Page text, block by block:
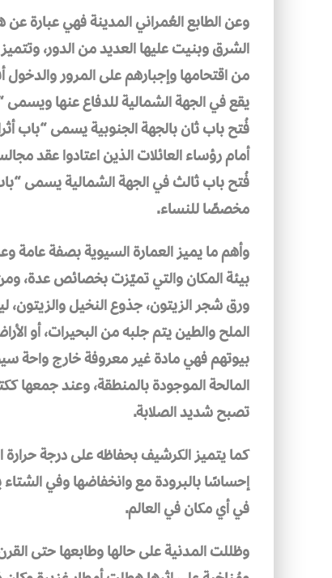
وعن الطابع العُمراني المدينة فهي عبارة
الشرق وبنيت عليها العديد من الدور،
من اقتحامها وإجبارهم على المرور
يقع في الجهة الشمالية للدفاع عنها
فُتح باب ثان بالجهة الجنوبية يسمى “باب
أمام رؤساء العائلات الذين اعتادوا عقد
فُتح باب ثالث في الجهة الشمالية يسمى
مخصصًا للنساء.
وأهم ما يميز العمارة السيوية بصفة
بيئة المكان والتي تميّزت بخصائص عدة،
ورق شجر الزيتون، جذوع النخيل
الملح والطين يتم جلبه من البحيرات، أو
بيوتهم فهي مادة غير معروفة خارج واحة
المالحة الموجودة بالمنطقة، وعند جمعها
تصبح شديد الصلابة.
كما يتميز الكرشيف بحفاظه على درجة حرارة
إحساسًا بالبرودة مع وانخفاضها وفي
في أي مكان في العالم.
وظللت المدنية على حالها وطابعها حتى